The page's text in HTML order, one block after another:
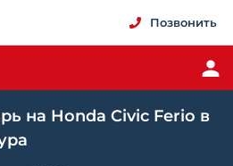
Позвонить
на Honda Civic Ferio в